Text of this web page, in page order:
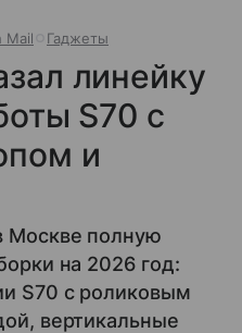
Mail Гаджеты
линейку
S70 с
и
Москве полную
на 2026 год:
S70 с роликовым
вертикальные